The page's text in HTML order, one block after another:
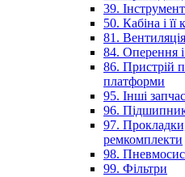
39.
50. Кабіна і
81.
84. Оперення
86. Пристрій
платформи
95. Інші
96.
97.
ремкомплекти
98.
99. Фільтри